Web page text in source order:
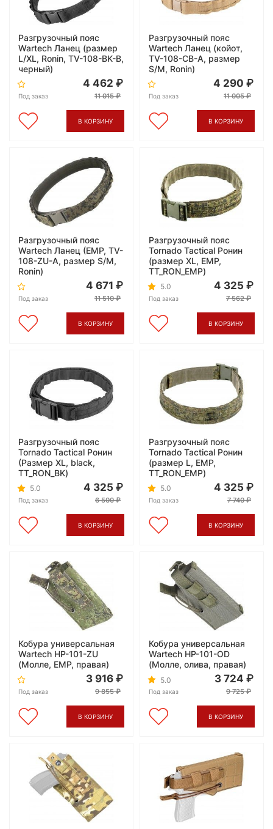
Разгрузочный пояс
Wartech Ланец (размер
L/XL, Ronin, TV-108-BK-B,
черный)
Под заказ
4 462
11 015
В КОРЗИНУ
Разгрузочный пояс
Wartech Ланец (койот,
TV-108-CB-A, размер
S/M, Ronin)
Под заказ
4 290
11 005
В КОРЗИНУ
Разгрузочный пояс
Wartech Ланец (ЕМР, TV-
108-ZU-A, размер S/M,
Ronin)
Под заказ
4 671
11 510
В КОРЗИНУ
Разгрузочный пояс
Tornado Tactical Ронин
(размер XL, ЕМР,
TТ_RON_EMP)
5.0
Под заказ
4 325
7 562
В КОРЗИНУ
Разгрузочный пояс
Tornado Tactical Ронин
(Размер XL, black,
TТ_RON_BK)
5.0
Под заказ
4 325
6 500
В КОРЗИНУ
Разгрузочный пояс
Tornado Tactical Ронин
(размер L, ЕМР,
TТ_RON_EMP)
5.0
Под заказ
4 325
7 740
В КОРЗИНУ
Кобура универсальная
Wartech HP-101-ZU
(Молле, ЕМР, правая)
Под заказ
3 916
9 855
В КОРЗИНУ
Кобура универсальная
Wartech HP-101-OD
(Молле, олива, правая)
5.0
Под заказ
3 724
9 725
В КОРЗИНУ